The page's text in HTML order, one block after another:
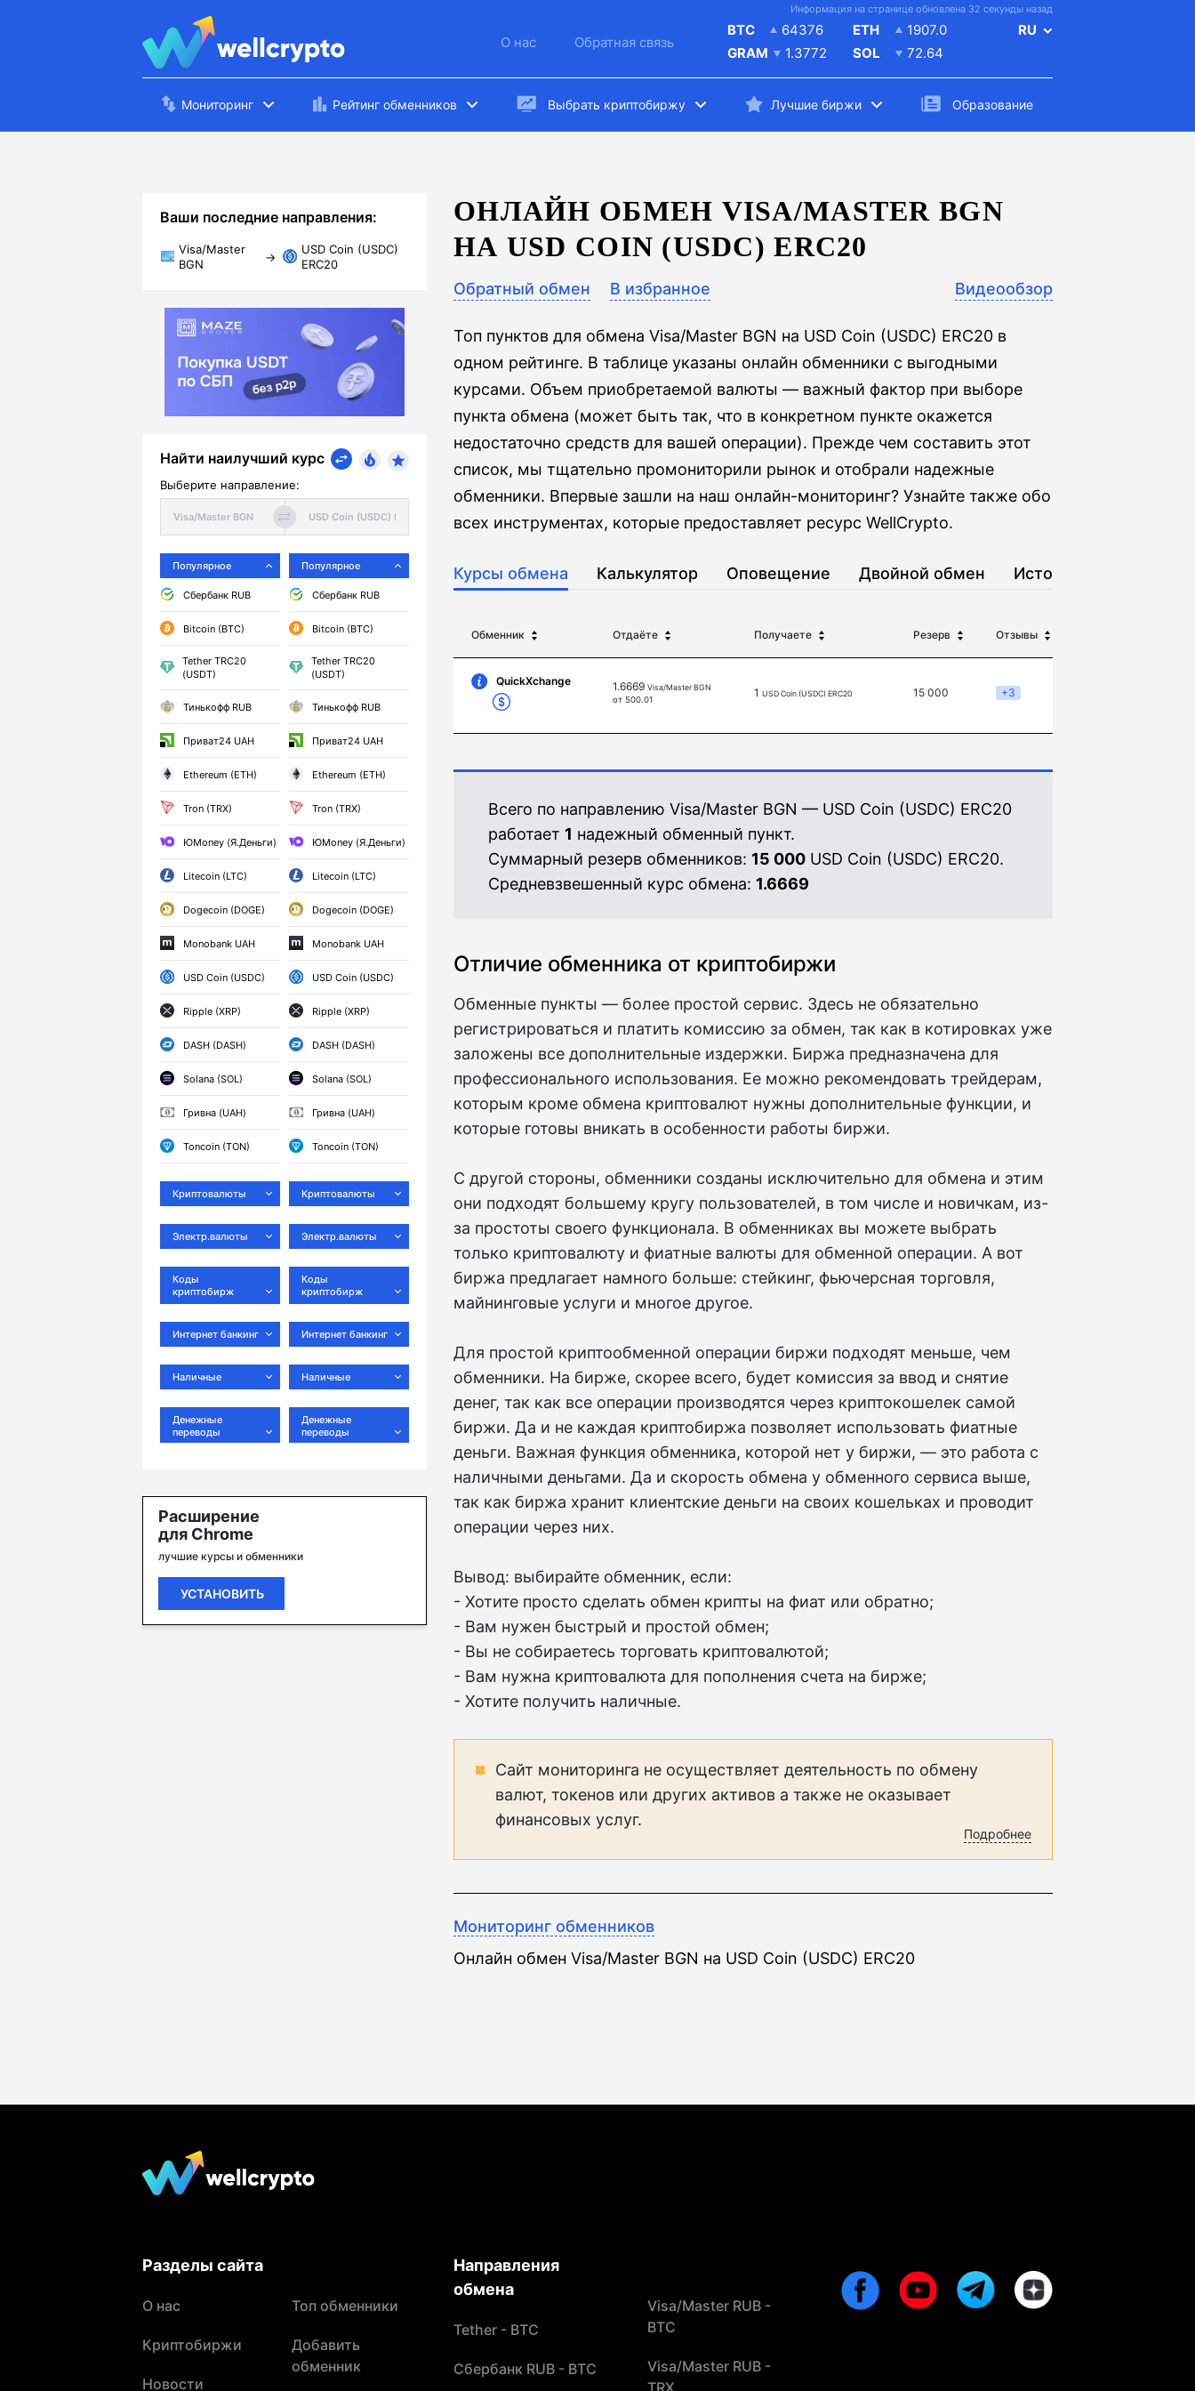
Информация на странице обновлена 32 секунды назад
О нас Обратная связь
BTC
64376
GRAM
1.3772
ETH
1907.0
SOL
72.64
RU
Мониторинг Рейтинг обменников Выбрать криптобиржу Лучшие биржи Образование
Ваши последние направления:
Visa/Master
BGN
→
USD Coin (USDC)
ERC20
Найти наилучший курс
Выберите направление:
Популярное
Сбербанк RUB
Bitcoin (BTC)
Tether TRC20
(USDT)
Тинькофф RUB
Приват24 UAH
Ethereum (ETH)
Tron (TRX)
ЮMoney (Я.Деньги)
Litecoin (LTC)
Dogecoin (DOGE)
Monobank UAH
USD Coin (USDC)
Ripple (XRP)
DASH (DASH)
Solana (SOL)
Гривна (UAH)
Toncoin (TON)
Криптовалюты
Электр.валюты
Коды
криптобирж
Интернет банкинг
Наличные
Денежные
переводы
Популярное
Сбербанк RUB
Bitcoin (BTC)
Tether TRC20
(USDT)
Тинькофф RUB
Приват24 UAH
Ethereum (ETH)
Tron (TRX)
ЮMoney (Я.Деньги)
Litecoin (LTC)
Dogecoin (DOGE)
Monobank UAH
USD Coin (USDC)
Ripple (XRP)
DASH (DASH)
Solana (SOL)
Гривна (UAH)
Toncoin (TON)
Криптовалюты
Электр.валюты
Коды
криптобирж
Интернет банкинг
Наличные
Денежные
переводы
Расширение
для Chrome
лучшие курсы и обменники
УСТАНОВИТЬ
ОНЛАЙН ОБМЕН VISA/MASTER BGN
НА USD COIN (USDC) ERC20
Обратный обмен В избранное Видеообзор
Топ пунктов для обмена Visa/Master BGN на USD Coin (USDC) ERC20 в
одном рейтинге. В таблице указаны онлайн обменники с выгодными
курсами. Объем приобретаемой валюты — важный фактор при выборе
пункта обмена (может быть так, что в конкретном пункте окажется
недостаточно средств для вашей операции). Прежде чем составить этот
список, мы тщательно промониторили рынок и отобрали надежные
обменники. Впервые зашли на наш онлайн-мониторинг? Узнайте также обо
всех инструментах, которые предоставляет ресурс WellCrypto.
Курсы обмена Калькулятор Оповещение Двойной обмен История
Обменник Отдаёте Получаете Резерв Отзывы
QuickXchange 1.6669 Visa/Master BGN
от 500.01
1 USD Coin (USDC) ERC20 15 000 +3
Всего по направлению Visa/Master BGN — USD Coin (USDC) ERC20
работает 1 надежный обменный пункт.
Суммарный резерв обменников: 15 000 USD Coin (USDC) ERC20.
Средневзвешенный курс обмена: 1.6669
Отличие обменника от криптобиржи
Обменные пункты — более простой сервис. Здесь не обязательно
регистрироваться и платить комиссию за обмен, так как в котировках уже
заложены все дополнительные издержки. Биржа предназначена для
профессионального использования. Ее можно рекомендовать трейдерам,
которым кроме обмена криптовалют нужны дополнительные функции, и
которые готовы вникать в особенности работы биржи.
С другой стороны, обменники созданы исключительно для обмена и этим
они подходят большему кругу пользователей, в том числе и новичкам, из-
за простоты своего функционала. В обменниках вы можете выбрать
только криптовалюту и фиатные валюты для обменной операции. А вот
биржа предлагает намного больше: стейкинг, фьючерсная торговля,
майнинговые услуги и многое другое.
Для простой криптообменной операции биржи подходят меньше, чем
обменники. На бирже, скорее всего, будет комиссия за ввод и снятие
денег, так как все операции производятся через криптокошелек самой
биржи. Да и не каждая криптобиржа позволяет использовать фиатные
деньги. Важная функция обменника, которой нет у биржи, — это работа с
наличными деньгами. Да и скорость обмена у обменного сервиса выше,
так как биржа хранит клиентские деньги на своих кошельках и проводит
операции через них.
Вывод: выбирайте обменник, если:
- Хотите просто сделать обмен крипты на фиат или обратно;
- Вам нужен быстрый и простой обмен;
- Вы не собираетесь торговать криптовалютой;
- Вам нужна криптовалюта для пополнения счета на бирже;
- Хотите получить наличные.
Сайт мониторинга не осуществляет деятельность по обмену
валют, токенов или других активов а также не оказывает
финансовых услуг.
Подробнее
Мониторинг обменников
Онлайн обмен Visa/Master BGN на USD Coin (USDC) ERC20
Разделы сайта
О нас
Криптобиржи
Новости
Топ обменники
Добавить
обменник
Направления
обмена
Tether - BTC
Сбербанк RUB - BTC
Visa/Master RUB -
BTC
Visa/Master RUB -
TRX